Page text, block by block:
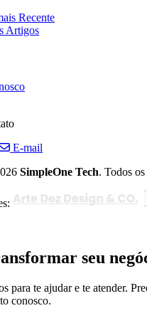
Recente
Artigos
E-mail
SimpleOne Tech. Todos
seu
para te ajudar e te atender.
conosco.